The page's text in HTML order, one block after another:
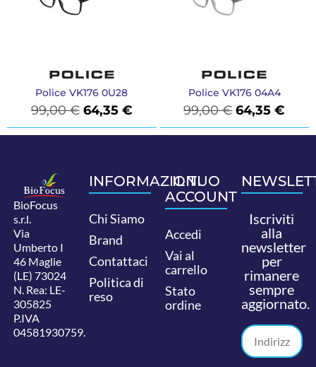
Police VK176 0U28
99,00€ 64,35 €
Police VK176 04A4
99,00€ 64,35€
BioFocus
s.r.l.
Via
Umberto I
46 Maglie
(LE) 73024
N. Rea: LE-
305825
P.IVA
04581930759.
INFORMAZIONI
Chi Siamo
Brand
Contattaci
Politica di
reso
IL TUO
ACCOUNT
Accedi
Vai al
carrello
Stato
ordine
Iscriviti
alla
newsletter
per
rimanere
sempre
aggiornato.